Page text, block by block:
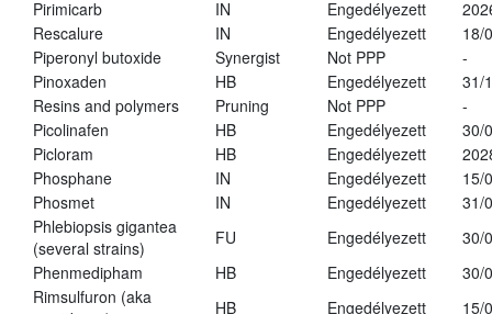
Pirimicarb
IN Engedélyezett
Rescalure
IN Engedélyezett
18/
Piperonyl butoxide
Synergist Not PPP
-
Pinoxaden
HB Engedélyezett
31/
Resins and polymers
Pruning Not PPP
-
Picolinafen
HB Engedélyezett
30/
Picloram
HB Engedélyezett
Phosphane
IN Engedélyezett
15/
Phosmet
IN Engedélyezett
31/
Phlebiopsis gigantea
(several strains)
FU Engedélyezett
30/
Phenmedipham
HB Engedélyezett
30/
Rimsulfuron (aka
HB Engedélyezett
15/